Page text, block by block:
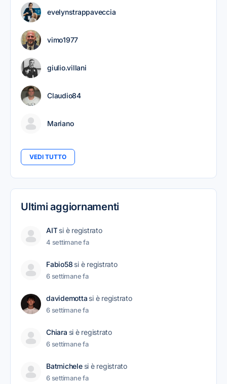
evelynstrappaveccia
vimo1977
giulio.villani
Claudio84
Mariano
VEDI TUTTO
Ultimi aggiornamenti
AIT si è registrato
4 settimane fa
Fabio58 si è registrato
6 settimane fa
davidemotta si è registrato
6 settimane fa
Chiara si è registrato
6 settimane fa
Batmichele si è registrato
6 settimane fa